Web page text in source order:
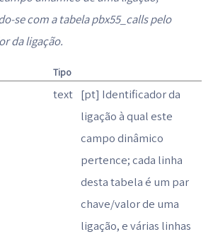
se com a tabela pbx55_calls pelo
da ligação.
Tipo
text [pt] Identificador da
ligação à qual este
campo dinâmico
pertence; cada linha
desta tabela é um par
chave/valor de uma
ligação, e várias linhas